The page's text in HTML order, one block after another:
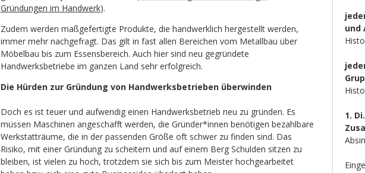
Gründungen im Handwerk).
Zudem werden maßgefertigte Produkte, die handwerklich hergestellt werden,
immer mehr nachgefragt. Das gilt in fast allen Bereichen vom Metallbau über
Möbelbau bis zum Essensbereich. Auch hier sind neu gegründete
Handwerksbetriebe im ganzen Land sehr erfolgreich.
Die Hürden zur Gründung von Handwerksbetrieben überwinden
Doch es ist teuer und aufwendig einen Handwerksbetrieb neu zu gründen. Es
müssen Maschinen angeschafft werden, die Gründer*innen benötigen bezahlbare
Werkstatträume, die in der passenden Größe oft schwer zu finden sind. Das
Risiko, mit einer Gründung zu scheitern und auf einem Berg Schulden sitzen zu
bleiben, ist vielen zu hoch, trotzdem sie sich bis zum Meister hochgearbeitet
und
1.